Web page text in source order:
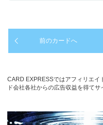
前のカードへ
CARD EXPRESSではアフィリエイ
ド会社各社からの広告収益を得てサ